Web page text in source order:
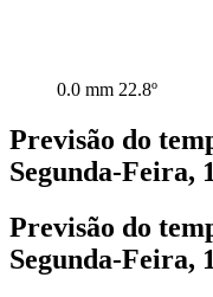
0.0 mm 22.8º
Previsão do
Segunda-Feira,
Previsão do
Segunda-Feira,